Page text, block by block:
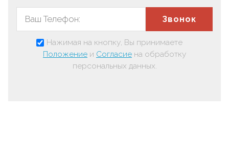
Звонок
Нажимая на кнопку, Вы принимаете
Положение и Согласие на обработку
персональных данных.